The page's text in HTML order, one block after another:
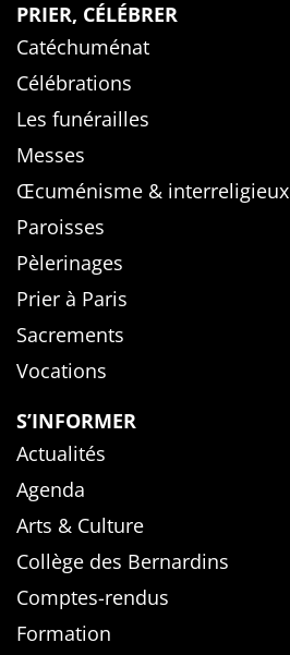
PRIER, CÉLÉBRER
Catéchuménat
Célébrations
Les funérailles
Messes
Œcuménisme & interreligieux
Paroisses
Pèlerinages
Prier à Paris
Sacrements
Vocations
S’INFORMER
Actualités
Agenda
Arts & Culture
Collège des Bernardins
Comptes-rendus
Formation